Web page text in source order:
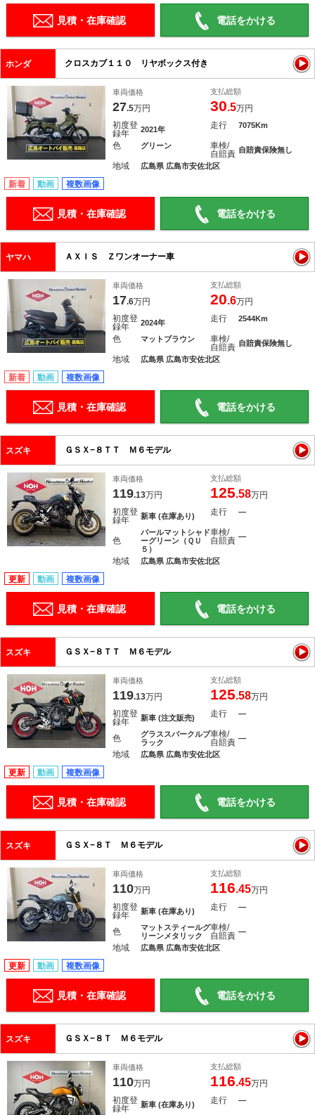
見積・在庫確認 電話をかける
ホンダ クロスカブ１１０ リヤボックス付き
車両価格
27.5万円
支払総額
30.5万円
初度登
録年
2021年 走行 7075Km
色 グリーン
車検/
自賠責 自賠責保険無し
地域 広島県 広島市安佐北区
新着 動画 複数画像
見積・在庫確認 電話をかける
ヤマハ ＡＸＩＳ Ｚワンオーナー車
車両価格
17.6万円
支払総額
20.6万円
初度登
録年
2024年 走行 2544Km
色 マットブラウン
車検/
自賠責 自賠責保険無し
地域 広島県 広島市安佐北区
新着 動画 複数画像
見積・在庫確認 電話をかける
スズキ ＧＳＸ−８ＴＴ Ｍ６モデル
車両価格
119.13万円
支払総額
125.58万円
初度登
録年
新車 (在庫あり) 走行 ―
色
パールマットシャド
ーグリーン（ＱＵ
５）
車検/
自賠責 ―
地域 広島県 広島市安佐北区
更新 動画 複数画像
見積・在庫確認 電話をかける
スズキ ＧＳＸ−８ＴＴ Ｍ６モデル
車両価格
119.13万円
支払総額
125.58万円
初度登
録年
新車 (注文販売) 走行 ―
色
グラススパークルブ
ラック
車検/
自賠責 ―
地域 広島県 広島市安佐北区
更新 動画 複数画像
見積・在庫確認 電話をかける
スズキ ＧＳＸ−８Ｔ Ｍ６モデル
車両価格
110万円
支払総額
116.45万円
初度登
録年
新車 (在庫あり) 走行 ―
色
マットスティールグ
リーンメタリック
車検/
自賠責 ―
地域 広島県 広島市安佐北区
更新 動画 複数画像
見積・在庫確認 電話をかける
スズキ ＧＳＸ−８Ｔ Ｍ６モデル
車両価格
110万円
支払総額
116.45万円
初度登
録年
新車 (在庫あり) 走行 ―